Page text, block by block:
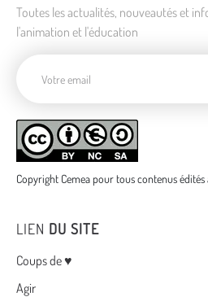
Toutes les actualités, nouveautés et
l'animation et l'éducation
Copyright Cemea pour tous contenus édités
LIEN DU SITE
Menu
Coups de ♥
Agir